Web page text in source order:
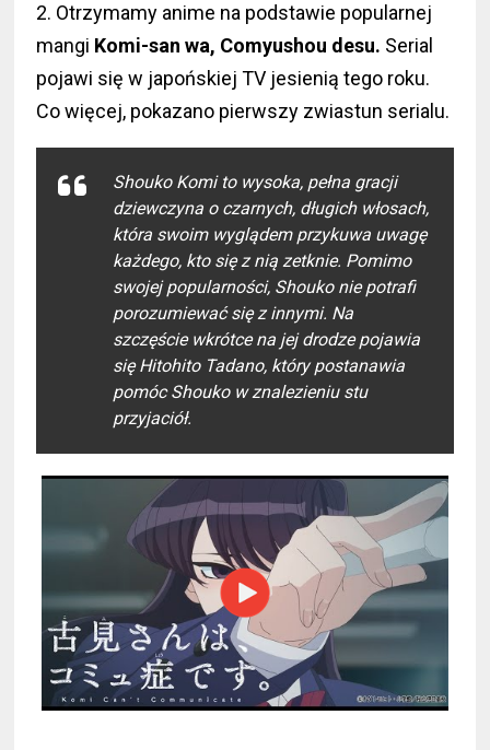
2. Otrzymamy anime na podstawie popularnej
mangi Komi-san wa, Comyushou desu. Serial
pojawi się w japońskiej TV jesienią tego roku.
Co więcej, pokazano pierwszy zwiastun serialu.
Shouko Komi to wysoka, pełna gracji
dziewczyna o czarnych, długich włosach,
która swoim wyglądem przykuwa uwagę
każdego, kto się z nią zetknie. Pomimo
swojej popularności, Shouko nie potrafi
porozumiewać się z innymi. Na
szczęście wkrótce na jej drodze pojawia
się Hitohito Tadano, który postanawia
pomóc Shouko w znalezieniu stu
przyjaciół.